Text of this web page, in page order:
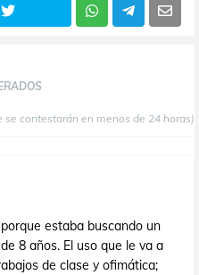
contestarán en menos de 24 horas)
estaba buscando un
8 años. El uso que le va a
de clase y ofimática;